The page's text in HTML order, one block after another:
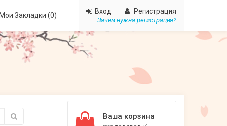
Мои Закладки (0)
Вход Регистрация
Зачем нужна регистрация?
Ваша корзина